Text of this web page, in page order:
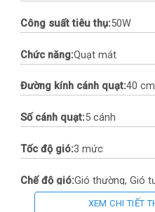
Công suất tiêu thụ:50W
Chức năng:Quạt mát
Đường kính cánh quạt:40 cm
Số cánh quạt:5 cánh
Tốc độ gió:3 mức
Chế độ gió:Gió thường, Gió
XEM CHI TIẾT